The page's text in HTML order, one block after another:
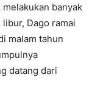
banyak
Dago ramai
malam tahun
datang dari